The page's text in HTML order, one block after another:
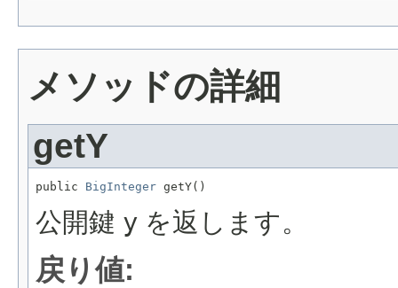
メソッドの詳細
getY
public BigInteger getY()
公開鍵 y を返します。
戻り値: